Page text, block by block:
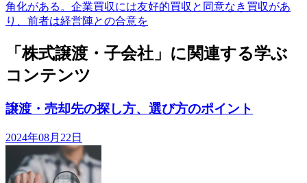
角化がある。企業買収には友好的買収と同意なき買収があ
り、前者は経営陣との合意を
「株式譲渡・子会社」に関連する学ぶ
コンテンツ
譲渡・売却先の探し方、選び方のポイント
2024年08月22日